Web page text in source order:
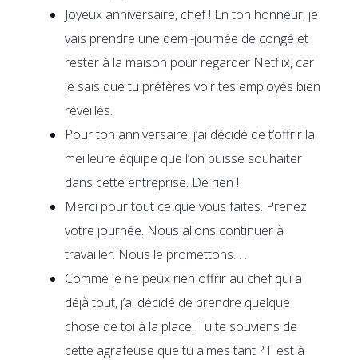
Joyeux anniversaire, chef ! En ton honneur, je
vais prendre une demi-journée de congé et
rester à la maison pour regarder Netflix, car
je sais que tu préfères voir tes employés bien
réveillés.
Pour ton anniversaire, j’ai décidé de t’offrir la
meilleure équipe que l’on puisse souhaiter
dans cette entreprise. De rien !
Merci pour tout ce que vous faites. Prenez
votre journée. Nous allons continuer à
travailler. Nous le promettons. . .
Comme je ne peux rien offrir au chef qui a
déjà tout, j’ai décidé de prendre quelque
chose de toi à la place. Tu te souviens de
cette agrafeuse que tu aimes tant ? Il est à